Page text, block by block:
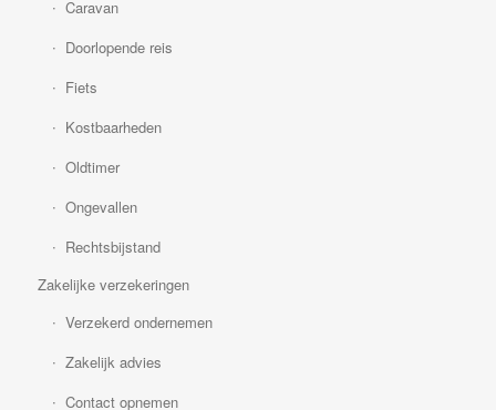
Caravan
Doorlopende reis
Fiets
Kostbaarheden
Oldtimer
Ongevallen
Rechtsbijstand
Zakelijke verzekeringen
Verzekerd ondernemen
Zakelijk advies
Contact opnemen